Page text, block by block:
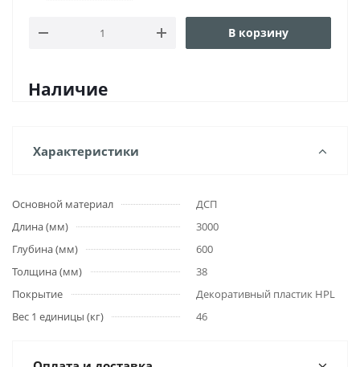
В корзину
Наличие
Характеристики
Основной материал
ДСП
Длина (мм)
3000
Глубина (мм)
600
Толщина (мм)
38
Покрытие
Декоративный пластик HPL
Вес 1 единицы (кг)
46